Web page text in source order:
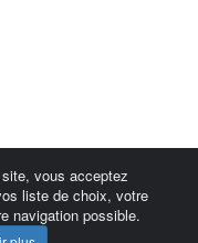
vous acceptez
liste de choix, votre
navigation possible.